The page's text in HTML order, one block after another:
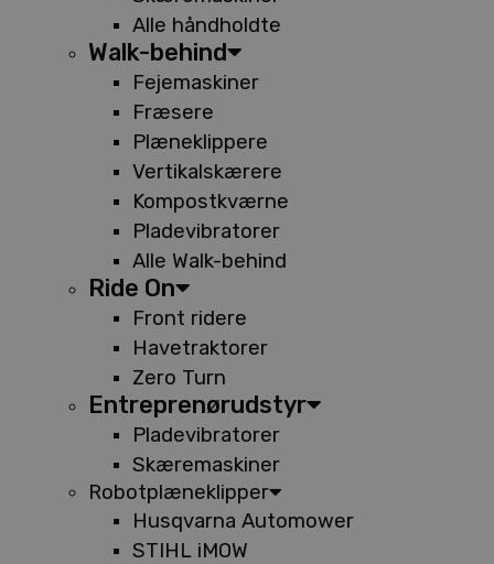
Alle håndholdte
Walk-behind
Fejemaskiner
Fræsere
Plæneklippere
Vertikalskærere
Kompostkværne
Pladevibratorer
Alle Walk-behind
Ride On
Front ridere
Havetraktorer
Zero Turn
Entreprenørudstyr
Pladevibratorer
Skæremaskiner
Robotplæneklipper
Husqvarna Automower
STIHL iMOW